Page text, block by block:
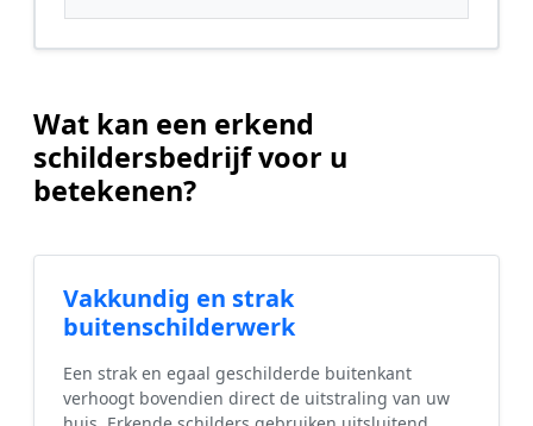
Wat kan een erkend
schildersbedrijf voor u
betekenen?
Vakkundig en strak
buitenschilderwerk
Een strak en egaal geschilderde buitenkant
verhoogt bovendien direct de uitstraling van uw